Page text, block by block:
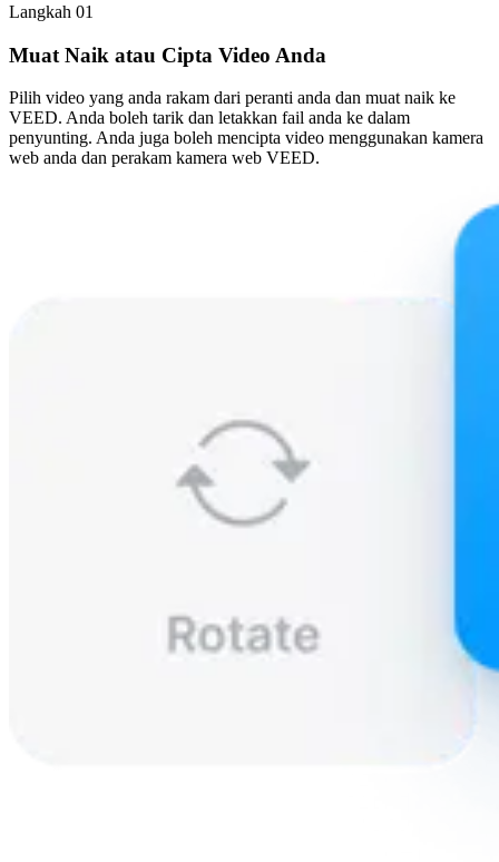
Langkah 01
Muat Naik atau Cipta Video Anda
Pilih video yang anda rakam dari peranti anda dan muat naik ke
VEED. Anda boleh tarik dan letakkan fail anda ke dalam
penyunting. Anda juga boleh mencipta video menggunakan kamera
web anda dan perakam kamera web VEED.